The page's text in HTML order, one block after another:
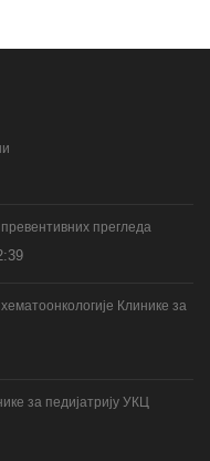
прегледа
Клинике за
за педијатрију УКЦ